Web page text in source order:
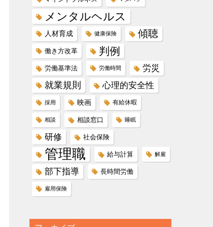
メンタルヘルス
人材育成 健康保険 傾聴
働き方改革 判例
労働基準法 労働時間 労災
就業規則 心理的安全性
採用 映画 有給休暇
相談 相談窓口 睡眠
研修 社会保険
管理職 給与計算 解雇
部下指導 長時間労働
雇用保険